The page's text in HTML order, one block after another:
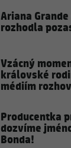
Ariana
rozhodla
Vzácný
královské
médiím
Producentka
dozvíme
Bonda!